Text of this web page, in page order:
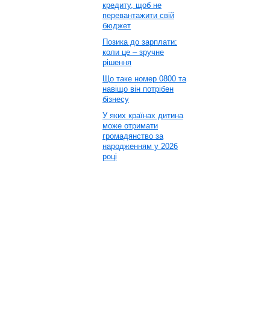
кредиту, щоб не
перевантажити свій
бюджет
Позика до зарплати:
коли це – зручне
рішення
Що таке номер 0800 та
навіщо він потрібен
бізнесу
У яких країнах дитина
може отримати
громадянство за
народженням у 2026
році